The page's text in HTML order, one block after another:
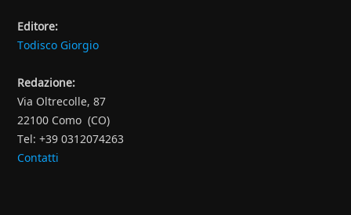
Editore:
Todisco Giorgio
Redazione:
Via Oltrecolle, 87
22100 Como (CO)
Tel: +39 0312074263
Contatti